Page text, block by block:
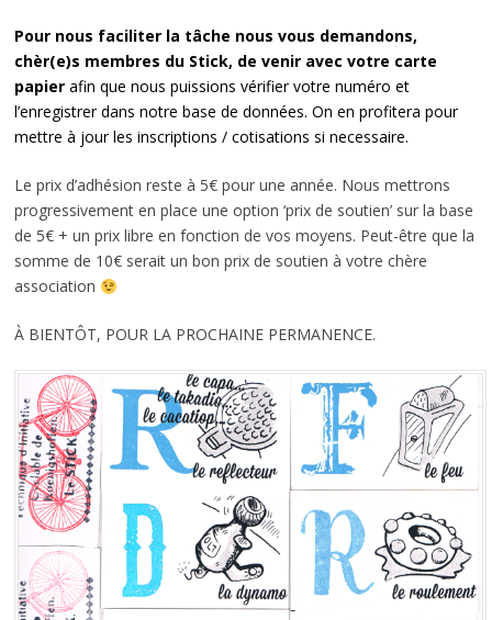
Pour nous faciliter la tâche nous vous demandons,
chèr(e)s membres du Stick, de venir avec votre carte
papierafin que nous puissions vérifier votre numéro et
l’enregistrer dans notre base de données. On en profitera pour
mettre à jour les inscriptions / cotisations si necessaire.
Le prix d’adhésion reste à 5€ pour une année. Nous mettrons
progressivement en place une option ‘prix de soutien’ sur la base
de 5€ + un prix libre en fonction de vos moyens. Peut-être que la
somme de 10€ serait un bon prix de soutien à votre chère
association
À BIENTÔT, POUR LA PROCHAINE PERMANENCE.